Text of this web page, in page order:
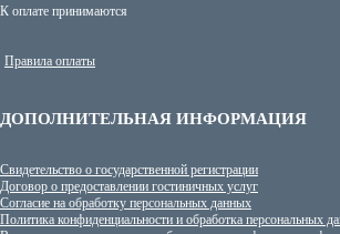
К оплате принимаются
Правила оплаты
ДОПОЛНИТЕЛЬНАЯ ИНФОРМАЦИЯ
Свидетельство о государственной регистрации
Договор о предоставлении гостиничных услуг
Согласие на обработку персональных данных
Политика конфиденциальности и обработка персональных